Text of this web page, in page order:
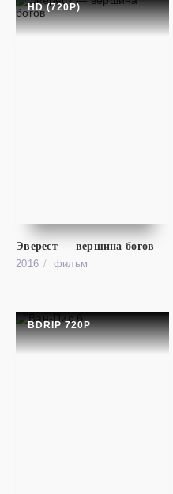
HD (720P)
Эверест — вершина богов
2016
фильм
BDRIP 720P